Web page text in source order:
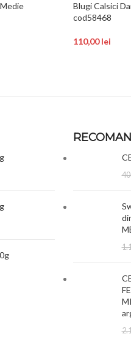
Blugi Calsici
cod58468
110,00lei